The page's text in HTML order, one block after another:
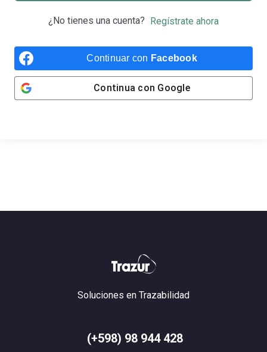
¿No tienes una cuenta? Regístrate ahora
Continuar con Facebook
Continua con Google
Soluciones en Trazabilidad
(+598) 98 944 428